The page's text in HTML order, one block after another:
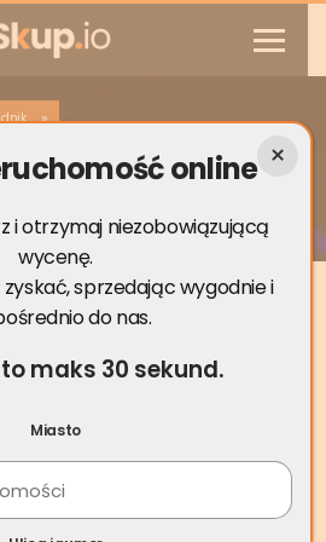
»
na długi szybko?
online
i otrzymaj niezobowiązującą
wycenę.
sprzedając wygodnie i
do nas.
maks 30 sekund.
Miasto